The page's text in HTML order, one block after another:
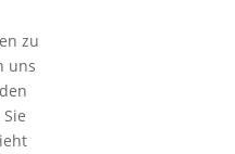
zu
uns